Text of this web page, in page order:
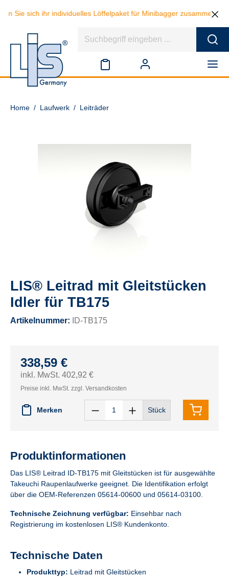
Sie sich ihr individuelles Löffelpaket für Minibagger zusammen
Home / Laufwerk / Leiträder
LIS® Leitrad mit Gleitstücken
Idler für TB175
Artikelnummer: ID-TB175
338,59 €
inkl. MwSt. 402,92 €
Preise inkl. MwSt. zzgl. Versandkosten
Merken Stück
Produktinformationen
Das LIS® Leitrad ID-TB175 mit Gleitstücken ist für ausgewählte
Takeuchi Raupenlaufwerke geeignet. Die Identifikation erfolgt
über die OEM-Referenzen 05614-00600 und 05614-03100.
Technische Zeichnung verfügbar: Einsehbar nach
Registrierung im kostenlosen LIS® Kundenkonto.
Technische Daten
Produkttyp: Leitrad mit Gleitstücken